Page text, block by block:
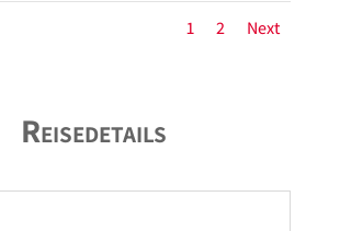
1 2 Next
Reisedetails